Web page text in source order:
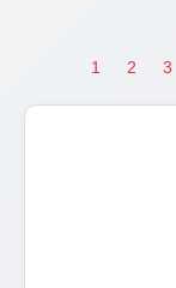
1 2 3